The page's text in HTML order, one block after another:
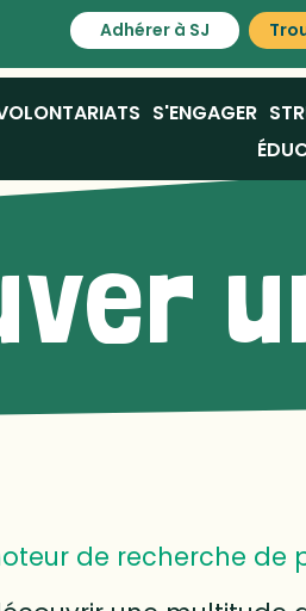
Adhérer à SJ
S'ENGAGER
de recherche de